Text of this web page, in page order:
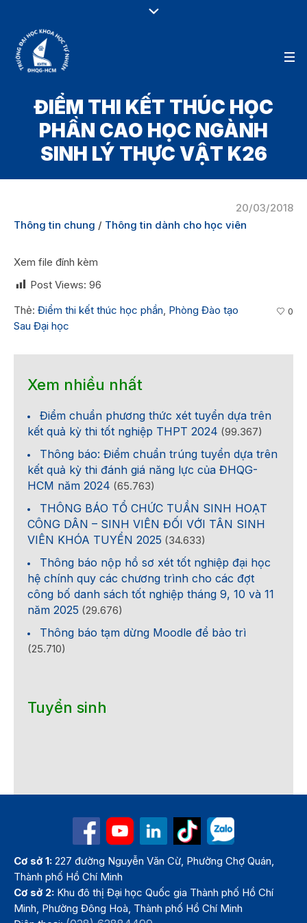
ĐIỂM THI KẾT THÚC HỌC
PHẦN CAO HỌC NGÀNH
SINH LÝ THỰC VẬT K26
20/03/2018
Thông tin chung / Thông tin dành cho học viên
Xem file đính kèm
Post Views: 96
Thẻ: Điểm thi kết thúc học phần, Phòng Đào tạo
Sau Đại học
0
Xem nhiều nhất
Điểm chuẩn phương thức xét tuyển dựa trên
kết quả kỳ thi tốt nghiệp THPT 2024 (99.367)
Thông báo: Điểm chuẩn trúng tuyển dựa trên
kết quả kỳ thi đánh giá năng lực của ĐHQG-
HCM năm 2024 (65.763)
THÔNG BÁO TỔ CHỨC TUẦN SINH HOẠT
CÔNG DÂN – SINH VIÊN ĐỐI VỚI TÂN SINH
VIÊN KHÓA TUYỂN 2025 (34.633)
Thông báo nộp hồ sơ xét tốt nghiệp đại học
hệ chính quy các chương trình cho các đợt
công bố danh sách tốt nghiệp tháng 9, 10 và 11
năm 2025 (29.676)
Thông báo tạm dừng Moodle để bảo trì
(25.710)
Tuyển sinh
Cơ sở 1: 227 đường Nguyễn Văn Cừ, Phường Chợ Quán,
Thành phố Hồ Chí Minh
Cơ sở 2: Khu đô thị Đại học Quốc gia Thành phố Hồ Chí
Minh, Phường Đông Hoà, Thành phố Hồ Chí Minh